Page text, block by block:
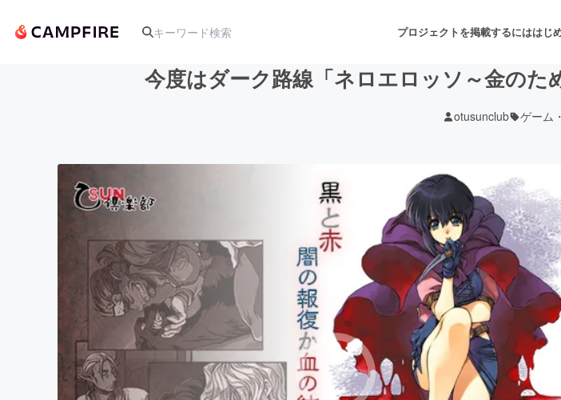
プロジェクトを掲載するにははじ
テクノロジー・ガジェット ゲーム・サービス開発
映像・映画 書籍・雑誌出版
ビジネス・起業 チャレンジ
まちづくり・地域活性化
今度はダーク路線「ネロエロッソ～金のた
otusunclub ゲーム